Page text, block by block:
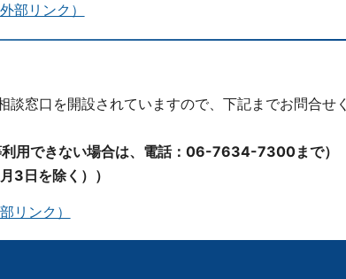
部リンク）
窓口を開設されていますので、下記までお問合せく
用できない場合は、電話：06-7634-7300まで）
3日を除く））
リンク）